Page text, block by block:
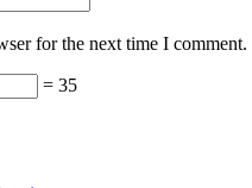
for the next time I comment.
= 35